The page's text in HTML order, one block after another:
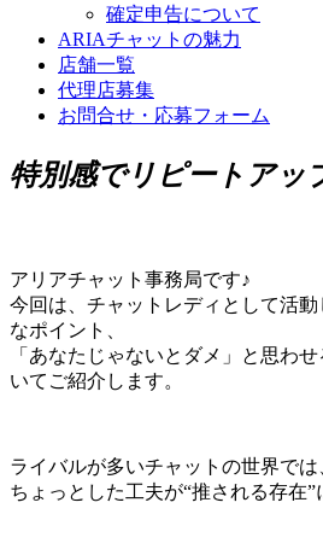
確定申告について
ARIAチャットの魅力
店舗一覧
代理店募集
お問合せ・応募フォーム
特別感でリピートアッ
アリアチャット事務局です♪
今回は、チャットレディとして活
なポイント、
「あなたじゃないとダメ」と思わ
いてご紹介します。
ライバルが多いチャットの世界では
ちょっとした工夫が“推される存在